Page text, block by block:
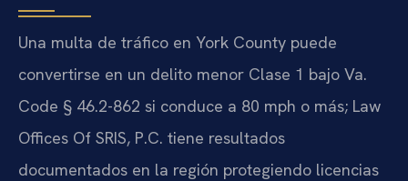
Una multa de tráfico en York County puede
convertirse en un delito menor Clase 1 bajo Va.
Code § 46.2-862 si conduce a 80 mph o más; Law
Offices Of SRIS, P.C. tiene resultados
documentados en la región protegiendo licencias